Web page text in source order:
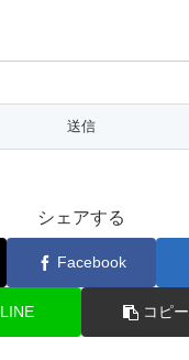
シェアする
Facebook
LINE コピー